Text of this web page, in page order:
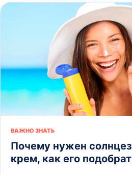
ВАЖНО ЗНАТЬ
Почему нужен
крем, как его